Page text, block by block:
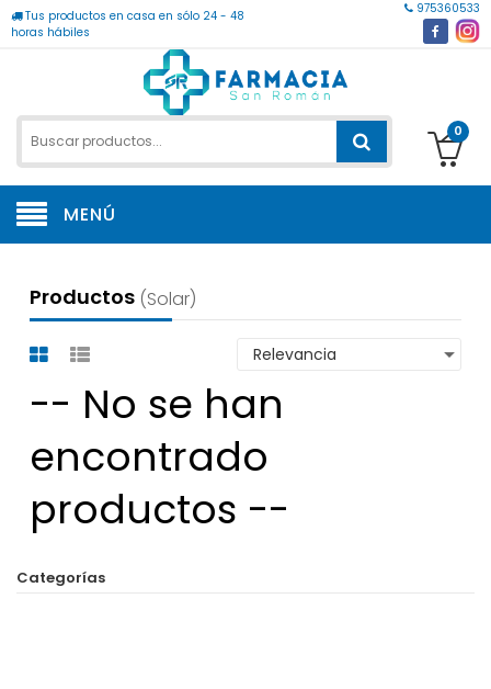
Tus productos en casa en sólo 24 - 48
horas hábiles
975360533
0
MENÚ
Productos (solar)
-- No se han
encontrado
productos --
Categorías